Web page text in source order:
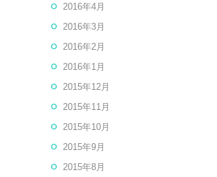
2016年4月
2016年3月
2016年2月
2016年1月
2015年12月
2015年11月
2015年10月
2015年9月
2015年8月